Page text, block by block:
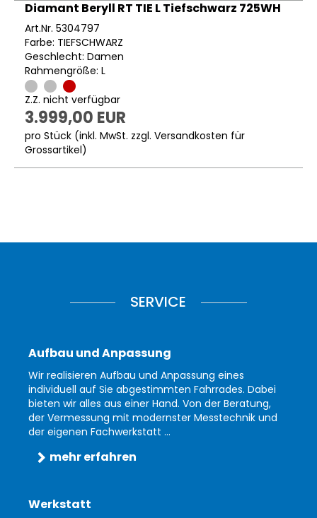
Diamant Beryll RT TIE L Tiefschwarz 725WH
Art.Nr. 5304797
Farbe: TIEFSCHWARZ
Geschlecht: Damen
Rahmengröße: L
Z.Z. nicht verfügbar
3.999,00 EUR
pro Stück (inkl. MwSt. zzgl. Versandkosten für
Grossartikel)
SERVICE
Aufbau und Anpassung
Wir realisieren Aufbau und Anpassung eines
individuell auf Sie abgestimmten Fahrrades. Dabei
bieten wir alles aus einer Hand. Von der Beratung,
der Vermessung mit modernster Messtechnik und
der eigenen Fachwerkstatt ...
mehr erfahren
Werkstatt